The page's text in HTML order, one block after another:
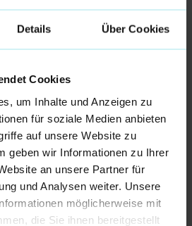
Details Über Cookies
Cookies
um Inhalte und Anzeigen zu
für soziale Medien anbieten
auf unsere Website zu
geben wir Informationen zu Ihrer
an unsere Partner für
und Analysen weiter. Unsere
möglicherweise mit
die Sie ihnen bereitgestellt
(als Head Coach oder
Head Coach:
zuverlässige Durchführung
am Wochenende
(Ausnahme ist hier der